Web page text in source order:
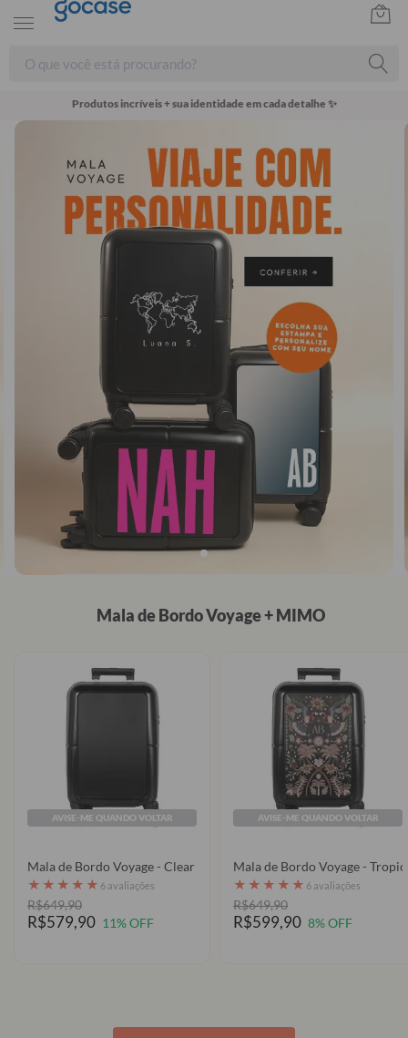
Produtos incríveis + sua identidade em cada detalhe ✨
Mala de Bordo Voyage + MIMO
AVISE-ME QUANDO VOLTAR
Mala de Bordo Voyage - Clear
★ ★ ★ ★ ★ 6 avaliações
R$649,90
R$579,90 11% OFF
AVISE-ME QUANDO VOLTAR
Mala de Bordo
★ ★ ★ ★ ★ 6 avaliações
R$649,90
R$599,90 8% OFF